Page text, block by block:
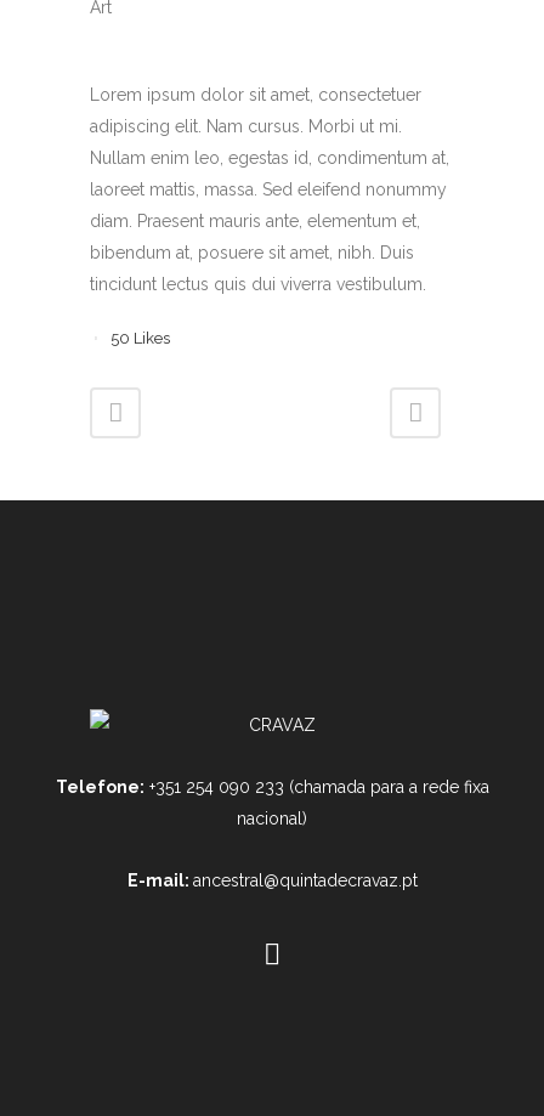
Art
Lorem ipsum dolor sit amet, consectetuer
adipiscing elit. Nam cursus. Morbi ut mi.
Nullam enim leo, egestas id, condimentum at,
laoreet mattis, massa. Sed eleifend nonummy
diam. Praesent mauris ante, elementum et,
bibendum at, posuere sit amet, nibh. Duis
tincidunt lectus quis dui viverra vestibulum.
50 Likes
Telefone: +351 254 090 233 (chamada para a rede fixa
nacional)
E-mail: ancestral@quintadecravaz.pt